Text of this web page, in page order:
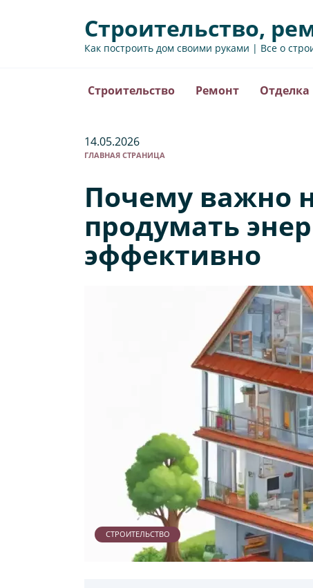
Строительство,
Как построить дом своими руками | Все о
Строительство Ремонт Отделка
14.05.2026
ГЛАВНАЯ СТРАНИЦА
Почему важно
продумать
эффективно
СТРОИТЕЛЬСТВО